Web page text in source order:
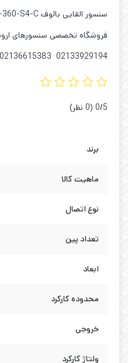
02133929194 02136615383
‫0/5 ‫(0 نظر)
برند
ماهیت کالا
نوع اتصال
تعداد پین
ابعاد
محدوده کارکرد
خروجی
ولتاژ کارکرد